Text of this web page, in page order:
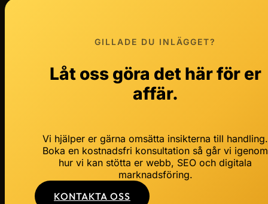
GILLADE DU INLÄGGET?
Låt oss göra det här för er
affär.
Vi hjälper er gärna omsätta insikterna till handling.
Boka en kostnadsfri konsultation så går vi igenom
hur vi kan stötta er webb, SEO och digitala
marknadsföring.
KONTAKTA OSS